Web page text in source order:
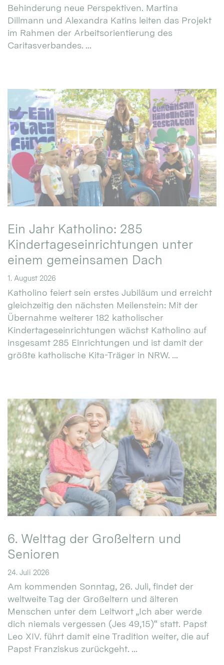
Behinderung neue Perspektiven. Martina
Dillmann und Alexandra Katins leiten das Projekt
im Rahmen der Arbeitsorientierung des
Caritasverbandes. ...
Ein Jahr Katholino: 285
Kindertageseinrichtungen unter
einem gemeinsamen Dach
1. August 2026
Katholino feiert sein erstes Jubiläum und erreicht
gleichzeitig den nächsten Meilenstein: Mit der
Übernahme weiterer 182 katholischer
Kindertageseinrichtungen wächst Katholino auf
insgesamt 285 Einrichtungen und ist damit der
größte katholische Kita-Träger in NRW. ...
6. Welttag der Großeltern und
Senioren
24. Juli 2026
Am kommenden Sonntag, 26. Juli, findet der
weltweite Tag der Großeltern und älteren
Menschen unter dem Leitwort „Ich aber werde
dich niemals vergessen (Jes 49,15)“ statt. Papst
Leo XIV. führt damit eine Tradition weiter, die auf
Papst Franziskus zurückgeht. ...